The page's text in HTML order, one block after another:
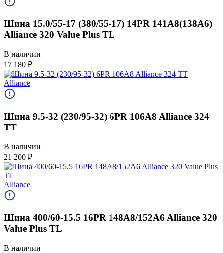
Шина 15.0/55-17 (380/55-17) 14PR 141А8(138А6)
Alliance 320 Value Plus TL
В наличии
17 180 ₽
Alliance
Шина 9.5-32 (230/95-32) 6PR 106A8 Alliance 324
TT
В наличии
21 200 ₽
Alliance
Шина 400/60-15.5 16PR 148A8/152A6 Alliance 320
Value Plus TL
В наличии